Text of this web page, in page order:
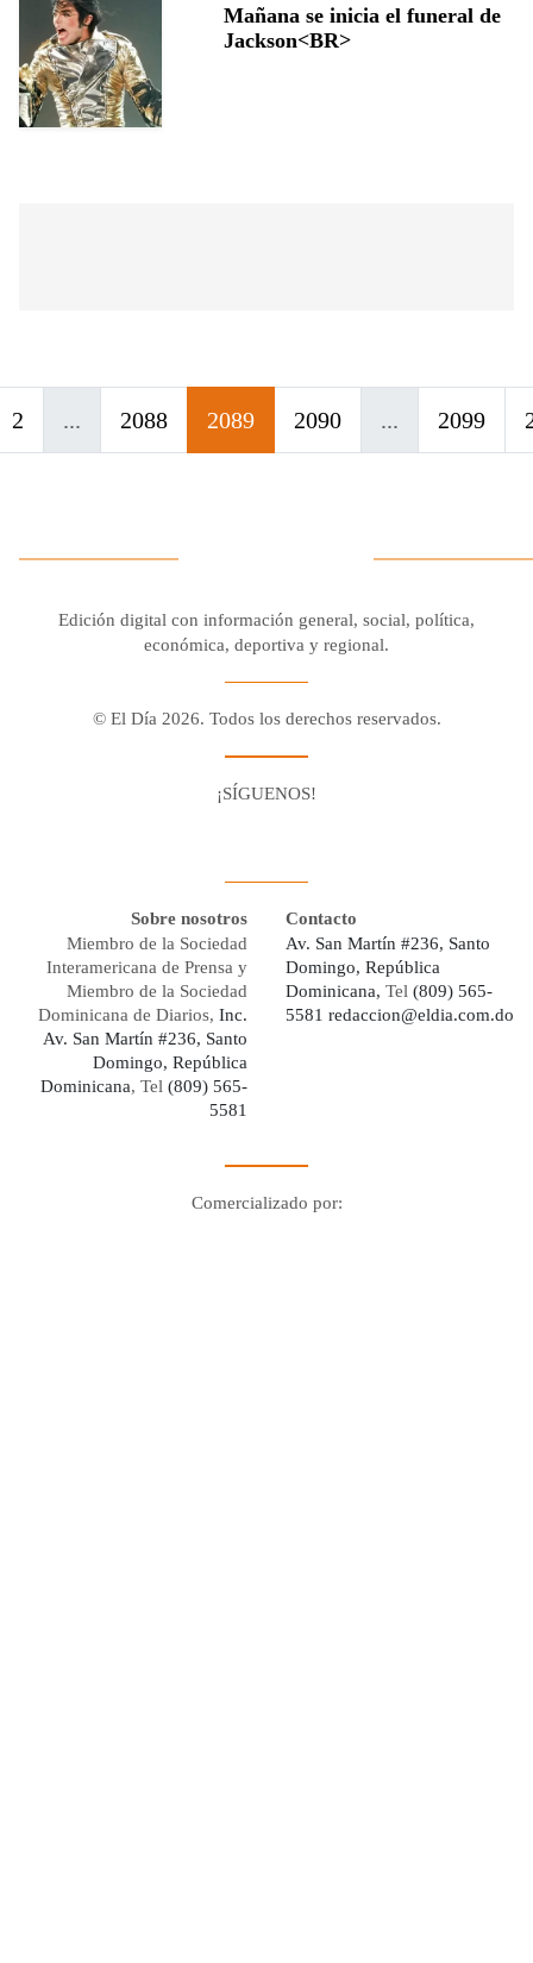
Mañana se inicia el funeral de
Jackson<BR>
2 ... 2088 2089 2090 ... 2099
Edición digital con información general, social, política,
económica, deportiva y regional.
© El Día 2026. Todos los derechos reservados.
¡SÍGUENOS!
Sobre nosotros
Miembro de la Sociedad
Interamericana de Prensa y
Miembro de la Sociedad
Dominicana de Diarios, Inc.
Av. San Martín #236, Santo
Domingo, República
Dominicana, Tel (809) 565-
5581
Contacto
Av. San Martín #236, Santo
Domingo, República
Dominicana, Tel (809) 565-
5581 redaccion@eldia.com.do
Comercializado por: